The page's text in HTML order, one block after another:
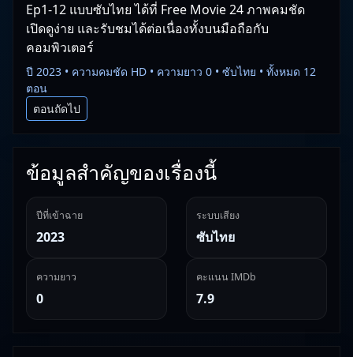
Ep1-12 แบบซับไทย ได้ที่ Free Movie 24 ภาพคมชัด
เปิดดูง่าย และรับชมได้ต่อเนื่องทั้งบนมือถือกับ
คอมพิวเตอร์
ปี 2023 • ความคมชัด HD • ความยาว 0 • ซับไทย • ทั้งหมด 12
ตอน
ตอนถัดไป
ข้อมูลสำคัญของเรื่องนี้
ปีที่เข้าฉาย
2023
ระบบเสียง
ซับไทย
ความยาว
0
คะแนน IMDb
7.9